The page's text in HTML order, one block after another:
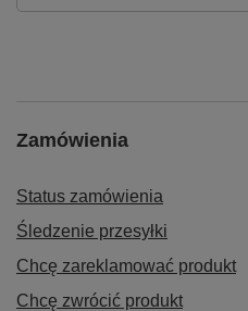
Zamówienia
Status zamówienia
Śledzenie przesyłki
Chcę zareklamować produkt
Chcę zwrócić produkt